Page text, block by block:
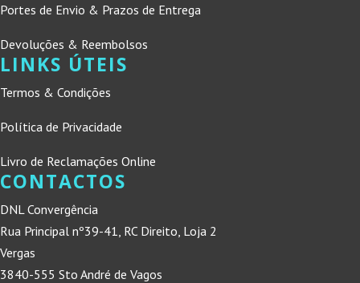
Portes de Envio & Prazos de Entrega
Devoluções & Reembolsos
LINKS ÚTEIS
Termos & Condições
Política de Privacidade
Livro de Reclamações Online
CONTACTOS
DNL Convergência
Rua Principal nº39-41, RC Direito, Loja 2
Vergas
3840-555 Sto André de Vagos